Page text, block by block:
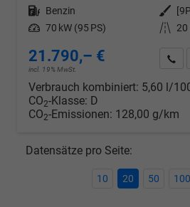
Kraftstoff Benzin Außenfarbe
Leistung 70 kW (95 PS) Kilometerstand 20
21.790,– €
incl. 19% MwSt.
Verbrauch kombiniert: 5,60 l/
CO2-Klasse: D
CO2-Emissionen: 128,00 g/km
Datensätze pro Seite:
10 20 50 100